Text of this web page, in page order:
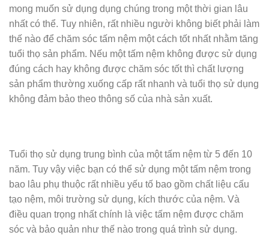
mong muốn sử dụng dụng chúng trong một thời gian lâu
nhất có thể. Tuy nhiên, rất nhiều người không biết phải làm
thế nào để chăm sóc tấm nệm một cách tốt nhất nhằm tăng
tuổi thọ sản phẩm. Nếu một tấm nệm không được sử dụng
đúng cách hay không được chăm sóc tốt thì chất lượng
sản phẩm thường xuống cấp rất nhanh và tuổi thọ sử dụng
không đảm bảo theo thông số của nhà sản xuất.
Tuổi thọ sử dụng trung bình của một tấm nệm từ 5 đến 10
năm. Tuy vậy việc bạn có thể sử dụng một tấm nệm trong
bao lâu phụ thuộc rất nhiều yếu tố bao gồm chất liệu cấu
tạo nệm, môi trường sử dụng, kích thước của nệm. Và
điều quan trọng nhất chính là việc tấm nệm được chăm
sóc và bảo quản như thế nào trong quá trình sử dụng.